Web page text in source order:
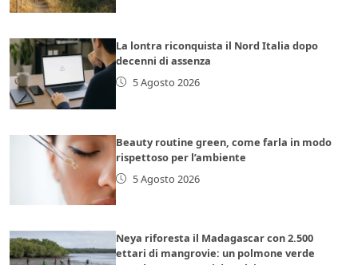
La lontra riconquista il Nord Italia dopo
decenni di assenza
5 Agosto 2026
Beauty routine green, come farla in modo
rispettoso per l’ambiente
5 Agosto 2026
Neya riforesta il Madagascar con 2.500
ettari di mangrovie: un polmone verde